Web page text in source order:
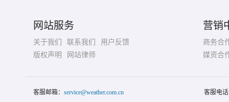
网站服务
关于我们 联系我们
用户反馈
版权声明
网站律师
营销
商务合
媒资合
客服邮箱： service@weather.com.cn 客服电